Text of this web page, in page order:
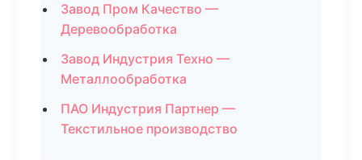
Завод Пром Качество —
Деревообработка
Завод Индустрия Техно —
Металлообработка
ПАО Индустрия Партнер —
Текстильное производство